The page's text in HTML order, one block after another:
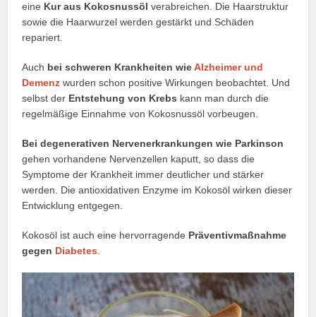
eine Kur aus Kokosnussöl verabreichen. Die Haarstruktur
sowie die Haarwurzel werden gestärkt und Schäden
repariert.
Auch bei schweren Krankheiten wieAlzheimer und
Demenz wurden schon positive Wirkungen beobachtet. Und
selbst der Entstehung von Krebs kann man durch die
regelmäßige Einnahme von Kokosnussöl vorbeugen.
Bei degenerativen Nervenerkrankungen wie Parkinson
gehen vorhandene Nervenzellen kaputt, so dass die
Symptome der Krankheit immer deutlicher und stärker
werden. Die antioxidativen Enzyme im Kokosöl wirken dieser
Entwicklung entgegen.
Kokosöl ist auch eine hervorragende Präventivmaßnahme
gegen Diabetes